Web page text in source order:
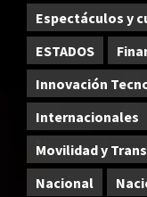
Espectáculos y
ESTADOS
Innovación
Internacionales
Movilidad y
Nacional